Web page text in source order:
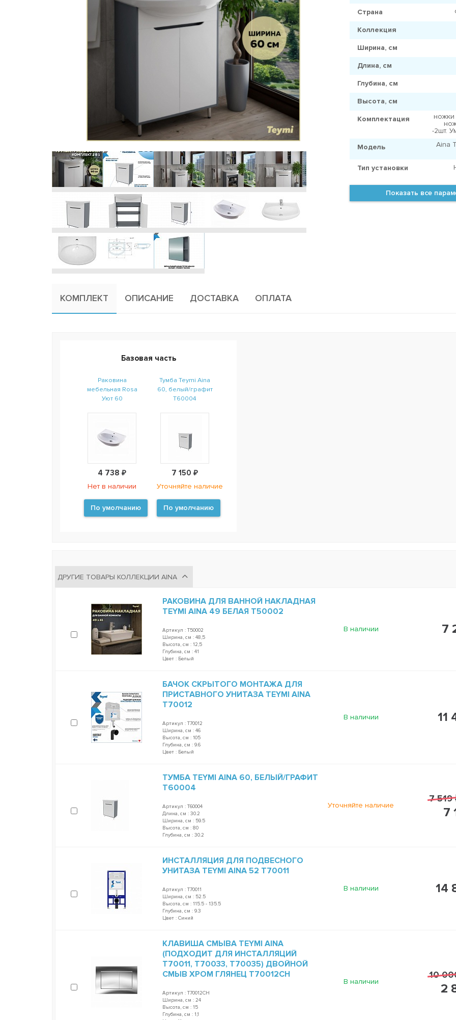
Страна
Коллекция
Ширина, см
Длина, см
Глубина, см
Высота, см
Комплектация
ножки
-2шт.
Модель
Aina
Тип установки
Показать все
КОМПЛЕКТ ОПИСАНИЕ ДОСТАВКА ОПЛАТА
Базовая часть
Раковина
мебельная Rosa
Уют 60
4 738 ₽
Нет в наличии
По умолчанию
Тумба Teymi Aina
60, белый/графит
T60004
7 150 ₽
Уточняйте наличие
По умолчанию
ДРУГИЕ ТОВАРЫ КОЛЛЕКЦИИ AINA
РАКОВИНА ДЛЯ ВАННОЙ НАКЛАДНАЯ
TEYMI AINA 49 БЕЛАЯ T50002
Артикул : T50002
Ширина, см : 48,5
Высота, см : 12,5
Глубина, см : 41
Цвет : Белый
В наличии 7
БАЧОК СКРЫТОГО МОНТАЖА ДЛЯ
ПРИСТАВНОГО УНИТАЗА TEYMI AINA
T70012
Артикул : T70012
Ширина, см : 46
Высота, см : 105
Глубина, см : 9.6
Цвет : Белый
В наличии 11
ТУМБА TEYMI AINA 60, БЕЛЫЙ/ГРАФИТ
T60004
Артикул : T60004
Длина, см : 30.2
Ширина, см : 59.5
Высота, см : 80
Глубина, см : 30.2
Уточняйте наличие
7 519
7
ИНСТАЛЛЯЦИЯ ДЛЯ ПОДВЕСНОГО
УНИТАЗА TEYMI AINA 52 T70011
Артикул : T70011
Ширина, см : 52.5
Высота, см : 115.5 - 135.5
Глубина, см : 9.3
Цвет : Синий
В наличии 14
КЛАВИША СМЫВА TEYMI AINA
(ПОДХОДИТ ДЛЯ ИНСТАЛЛЯЦИЙ
T70011, T70033, T70035) ДВОЙНОЙ
СМЫВ ХРОМ ГЛЯНЕЦ T70012CH
Артикул : T70012CH
Ширина, см : 24
Высота, см : 15
Глубина, см : 1,1
В наличии
10
2